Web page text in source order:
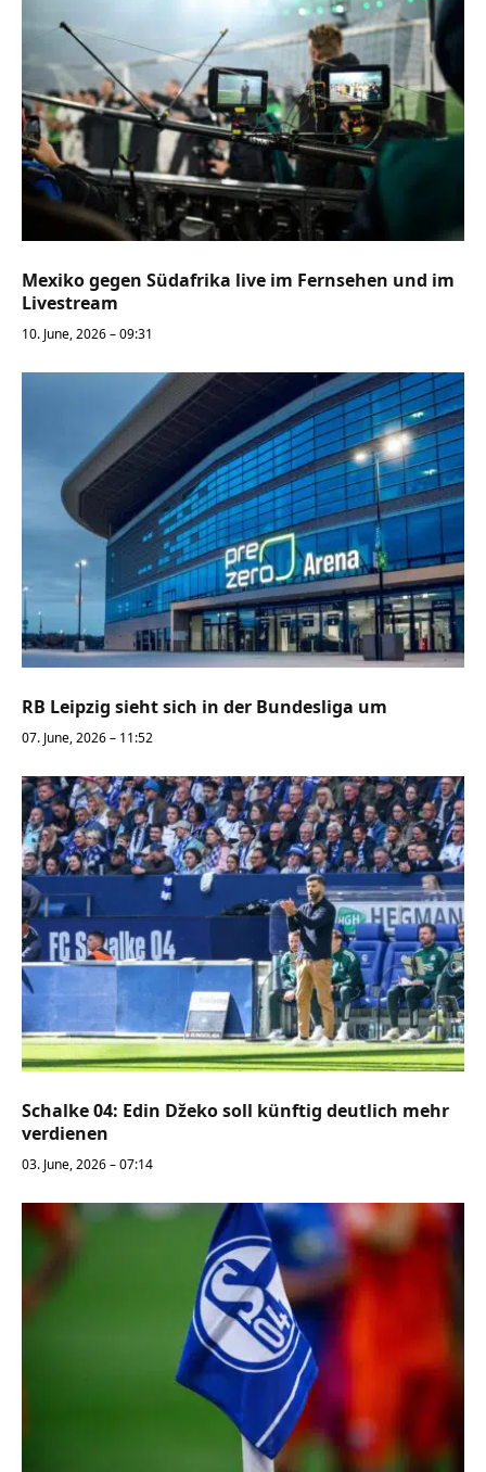
Mexiko gegen Südafrika live im Fernsehen und im
Livestream
10. June, 2026 – 09:31
RB Leipzig sieht sich in der Bundesliga um
07. June, 2026 – 11:52
Schalke 04: Edin Džeko soll künftig deutlich mehr
verdienen
03. June, 2026 – 07:14